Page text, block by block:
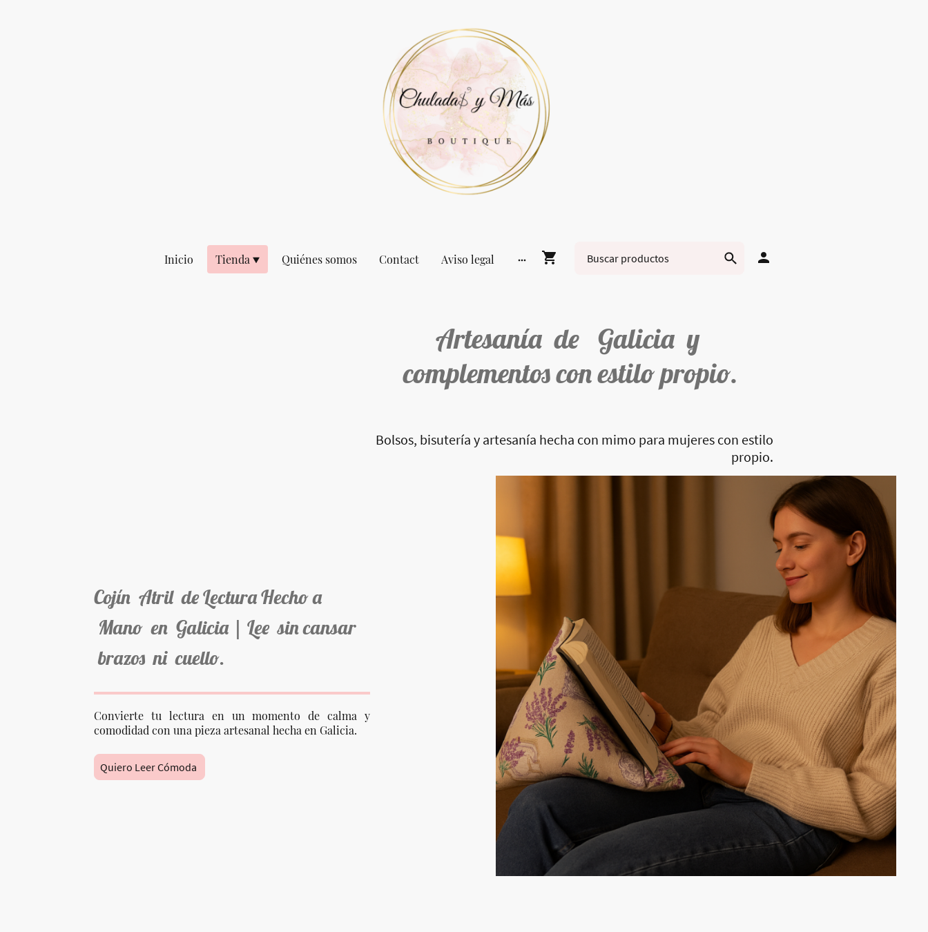
Inicio Tienda Quiénes somos Contact Aviso legal
Artesanía de Galicia y
complementos con estilo propio.
Bolsos, bisutería y artesanía hecha con mimo para mujeres con estilo
propio.
Cojín Atril de Lectura Hecho a
Mano en Galicia | Lee sin cansar
brazos ni cuello.
Convierte tu lectura en un momento de calma y
comodidad con una pieza artesanal hecha en Galicia.
Quiero Leer Cómoda